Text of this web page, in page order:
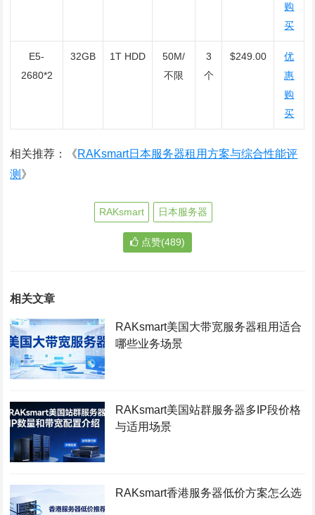
购
买
E5-
2680*2
32GB 1T HDD
50M/
不限
3
个
$249.00
优
惠
购
买
相关推荐：《RAKsmart日本服务器租用方案与综合性能评
测 》
RAKsmart 日本服务器
点赞(489)
相关文章
RAKsmart美国大带宽服务器租用适合
哪些业务场景
RAKsmart美国站群服务器多IP段价格
与适用场景
RAKsmart香港服务器低价方案怎么选